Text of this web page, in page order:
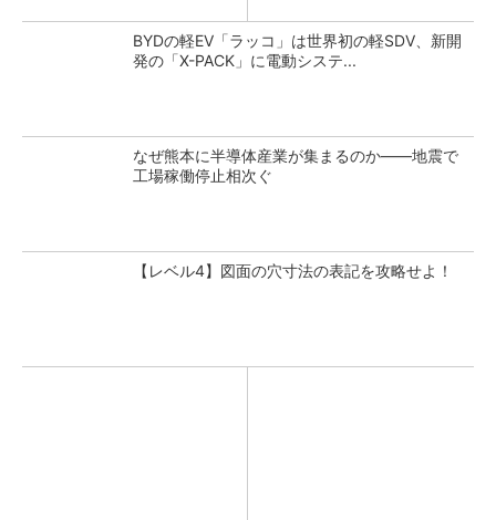
BYDの軽EV「ラッコ」は世界初の軽SDV、新開
発の「X-PACK」に電動システ...
なぜ熊本に半導体産業が集まるのか――地震で
工場稼働停止相次ぐ
【レベル4】図面の穴寸法の表記を攻略せよ！